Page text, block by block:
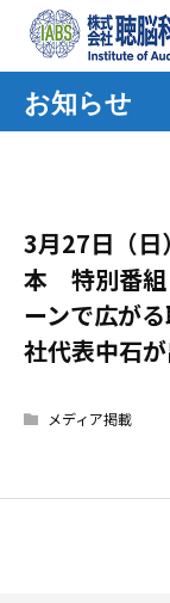
お知らせ
3月27日（日
本 特別番組
ーンで広が
社代表中石が
メディア掲載